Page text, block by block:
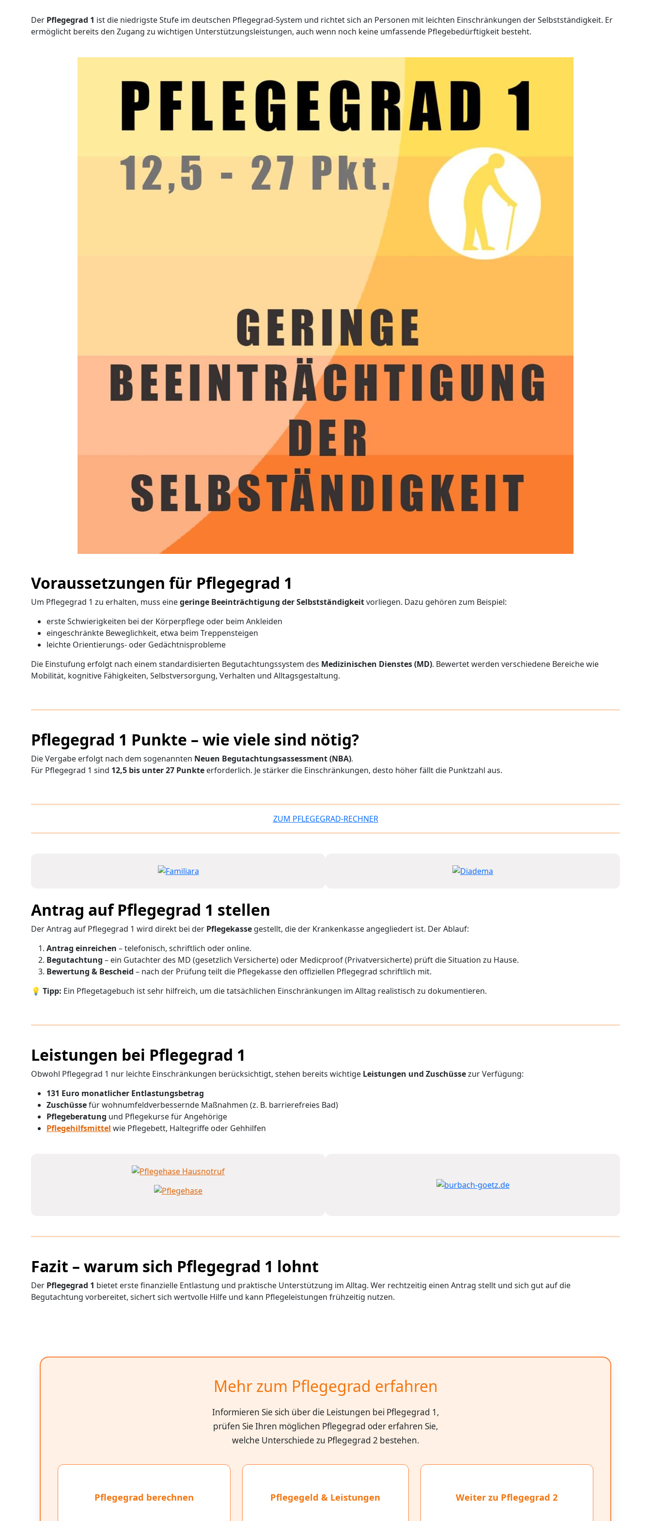
Der Pflegegrad 1 ist die niedrigste Stufe im deutschen Pflegegrad-System und richtet sich an Personen mit leichten Einschränkungen der Selbstständigkeit. Er
ermöglicht bereits den Zugang zu wichtigen Unterstützungsleistungen, auch wenn noch keine umfassende Pflegebedürftigkeit besteht.
Voraussetzungen für Pflegegrad 1
Um Pflegegrad 1 zu erhalten, muss einegeringe Beeinträchtigung der Selbstständigkeitvorliegen. Dazu gehören zum Beispiel:
erste Schwierigkeiten bei der Körperpflege oder beim Ankleiden
eingeschränkte Beweglichkeit, etwa beim Treppensteigen
leichte Orientierungs- oder Gedächtnisprobleme
Die Einstufung erfolgt nach einem standardisierten Begutachtungssystem des Medizinischen Dienstes (MD). Bewertet werden verschiedene Bereiche wie
Mobilität, kognitive Fähigkeiten, Selbstversorgung, Verhalten und Alltagsgestaltung.
Pflegegrad 1 Punkte – wie viele sind nötig?
Die Vergabe erfolgt nach dem sogenannten Neuen Begutachtungsassessment (NBA).
Für Pflegegrad 1 sind 12,5 bis unter 27 Punkte erforderlich. Je stärker die Einschränkungen, desto höher fällt die Punktzahl aus.
ZUM PFLEGEGRAD-RECHNER
Antrag auf Pflegegrad 1 stellen
Der Antrag auf Pflegegrad 1 wird direkt bei der Pflegekasse gestellt, die der Krankenkasse angegliedert ist. Der Ablauf:
Antrag einreichen – telefonisch, schriftlich oder online.
Begutachtung – ein Gutachter des MD (gesetzlich Versicherte) oder Medicproof (Privatversicherte) prüft die Situation zu Hause.
Bewertung & Bescheid – nach der Prüfung teilt die Pflegekasse den offiziellen Pflegegrad schriftlich mit.
💡 Tipp: Ein Pflegetagebuch ist sehr hilfreich, um die tatsächlichen Einschränkungen im Alltag realistisch zu dokumentieren.
Leistungen bei Pflegegrad 1
Obwohl Pflegegrad 1 nur leichte Einschränkungen berücksichtigt, stehen bereits wichtige Leistungen und Zuschüssezur Verfügung:
131 Euro monatlicher Entlastungsbetrag
Zuschüssefür wohnumfeldverbessernde Maßnahmen (z. B. barrierefreies Bad)
Pflegeberatung und Pflegekurse für Angehörige
Pflegehilfsmittel wie Pflegebett, Haltegriffe oder Gehhilfen
Fazit – warum sich Pflegegrad 1 lohnt
Der Pflegegrad 1 bietet erste finanzielle Entlastung und praktische Unterstützung im Alltag. Wer rechtzeitig einen Antrag stellt und sich gut auf die
Begutachtung vorbereitet, sichert sich wertvolle Hilfe und kann Pflegeleistungen frühzeitig nutzen.
Mehr zum Pflegegrad erfahren
Informieren Sie sich über die Leistungen bei Pflegegrad 1,
prüfen Sie Ihren möglichen Pflegegrad oder erfahren Sie,
welche Unterschiede zu Pflegegrad 2 bestehen.
Pflegegrad berechnen Pflegegeld & Leistungen Weiter zu Pflegegrad 2